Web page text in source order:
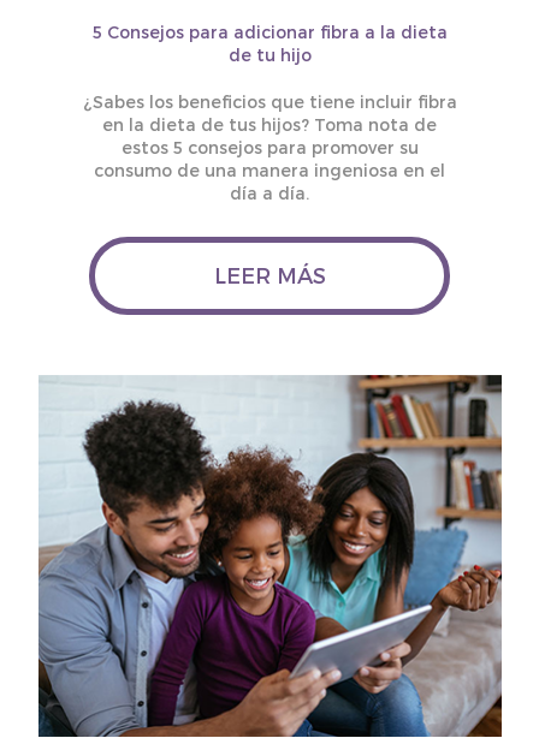
5 Consejos para adicionar fibra a la dieta
de tu hijo
¿Sabes los beneficios que tiene incluir fibra
en la dieta de tus hijos? Toma nota de
estos 5 consejos para promover su
consumo de una manera ingeniosa en el
día a día.
LEER MÁS